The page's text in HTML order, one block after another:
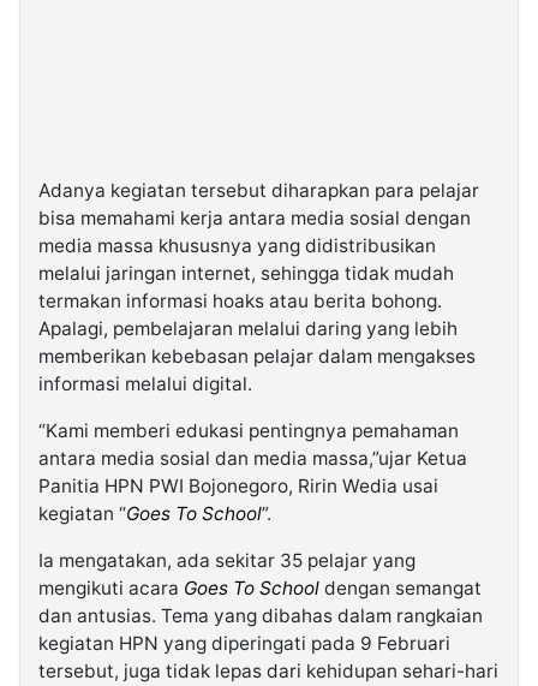
Adanya kegiatan tersebut diharapkan para pelajar
bisa memahami kerja antara media sosial dengan
media massa khususnya yang didistribusikan
melalui jaringan internet, sehingga tidak mudah
termakan informasi hoaks atau berita bohong.
Apalagi, pembelajaran melalui daring yang lebih
memberikan kebebasan pelajar dalam mengakses
informasi melalui digital.
“Kami memberi edukasi pentingnya pemahaman
antara media sosial dan media massa,”ujar Ketua
Panitia HPN PWI Bojonegoro, Ririn Wedia usai
kegiatan “Goes To School”.
Ia mengatakan, ada sekitar 35 pelajar yang
mengikuti acara Goes To School dengan semangat
dan antusias. Tema yang dibahas dalam rangkaian
kegiatan HPN yang diperingati pada 9 Februari
tersebut, juga tidak lepas dari kehidupan sehari-hari